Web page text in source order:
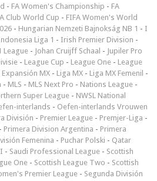
- FA Women's Championship - FA
Club World Cup - FIFA Women's World
- Hungarian Nemzeti Bajnokság NB 1 - I
Liga 1 - Irish Premier Division -
League - Johan Cruijff Schaal - Jupiler Pro
- League Cup - League One - League
Expansión MX - Liga MX - Liga MX Femenil -
- MLS - MLS Next Pro - Nations League -
Super League - NWSL National
interlands - Oefen-interlands Vrouwen
División - Premier League - Premjer-Liga -
- Primera Division Argentina - Primera
Femenina - Puchar Polski - Qatar
- Saudi Professional League - Scottish
One - Scottish League Two - Scottish
Premier League - Segunda División